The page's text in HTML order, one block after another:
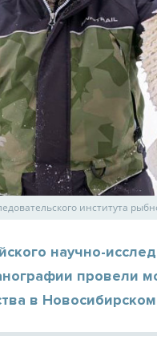
института
научно-
провели
в